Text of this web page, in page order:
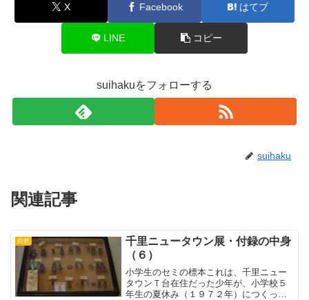
X Facebook はてブ
LINE コピー
suihakuをフォローする
suihaku
関連記事
自然
千里ニュータウン展・付録の中身
（６）
小学生のセミの標本これは、千里ニュー
タウンＴ台在住だった少年が、小学校５
年生の夏休み（１９７２年）につくった